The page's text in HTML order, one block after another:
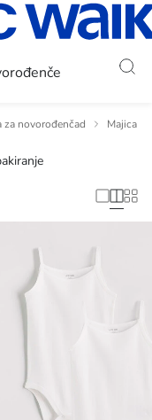
za novorođenčad Majica